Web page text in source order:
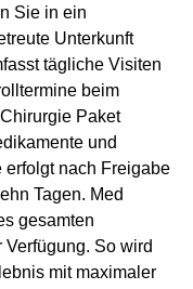
Sie in ein
Unterkunft
tägliche Visiten
beim
Paket
und
nach Freigabe
Tagen. Med
gesamten
So wird
mit maximaler